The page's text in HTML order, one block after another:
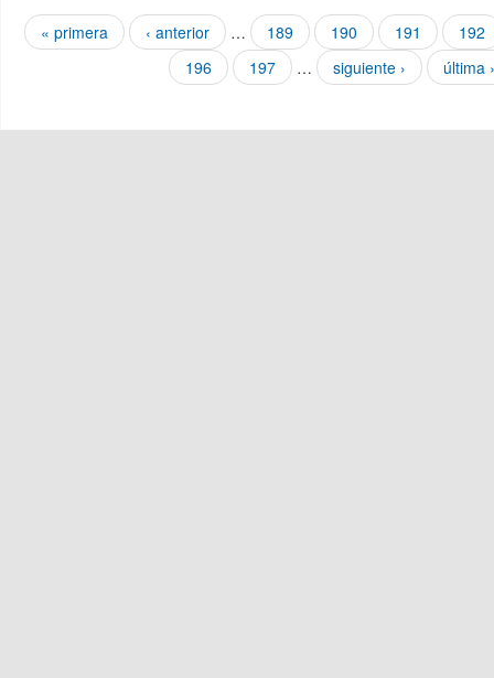
Páginas
« primera ‹ anterior … 189 190 191
192
196
197 … siguiente › última